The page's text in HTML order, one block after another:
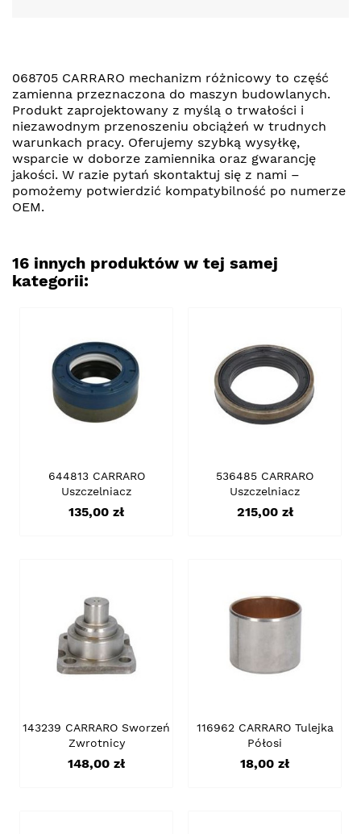
068705 CARRARO mechanizm różnicowy to część
zamienna przeznaczona do maszyn budowlanych.
Produkt zaprojektowany z myślą o trwałości i
niezawodnym przenoszeniu obciążeń w trudnych
warunkach pracy. Oferujemy szybką wysyłkę,
wsparcie w doborze zamiennika oraz gwarancję
jakości. W razie pytań skontaktuj się z nami –
pomożemy potwierdzić kompatybilność po numerze
OEM.
16 innych produktów w tej samej
kategorii:
644813 CARRARO
Uszczelniacz
Cena
135,00 zł
536485 CARRARO
Uszczelniacz
Cena
215,00 zł
143239 CARRARO Sworzeń
Zwrotnicy
Cena
148,00 zł
116962 CARRARO Tulejka
Półosi
Cena
18,00 zł